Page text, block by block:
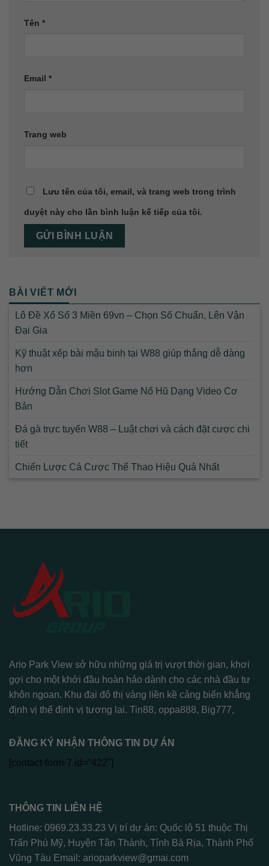
Tên *
Email *
Trang web
Lưu tên của tôi, email, và trang web trong trình
duyệt này cho lần bình luận kế tiếp của tôi.
BÀI VIẾT MỚI
Lô Đề Xổ Số 3 Miền 69vn – Chọn Số Chuẩn, Lên Vận
Đại Gia
Kỹ thuật xếp bài mậu binh tại W88 giúp thắng dễ dàng
hơn
Hướng Dẫn Chơi Slot Game Nổ Hũ Dạng Video Cơ
Bản
Đá gà trực tuyến W88 – Luật chơi và cách đặt cược chi
tiết
Chiến Lược Cá Cược Thể Thao Hiệu Quả Nhất
Ario Park View sở hữu những giá trị vượt thời gian, khơi
gợi cho một khởi đầu hoàn hảo dành cho các nhà đầu tư
khôn ngoan. Khu đại đô thị vàng liền kề cảng biển khẳng
định vị thế định vị tương lai. Tin88, oppa888, Big777,
ĐĂNG KÝ NHẬN THÔNG TIN DỰ ÁN
[contact-form-7 id="422"]
THÔNG TIN LIÊN HỆ
Hotline: 0969.23.33.23 Vị trí dự án: Quốc lộ 51 thuộc Thị
Trấn Phú Mỹ, Huyện Tân Thành, Tỉnh Bà Rịa, Thành Phố
Vũng Tàu Email: arioparkview@gmai.com